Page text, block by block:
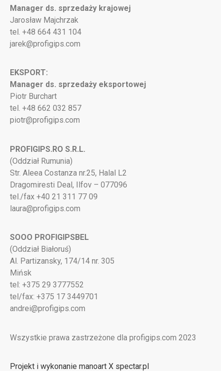
Manager ds. sprzedaży krajowej
Jarosław Majchrzak
tel. +48 664 431 104
jarek@profigips.com
EKSPORT:
Manager ds. sprzedaży eksportowej
Piotr Burchart
tel. +48 662 032 857
piotr@profigips.com
PROFIGIPS.RO S.R.L.
(Oddział Rumunia)
Str. Aleea Costanza nr.25, Halal L2
Dragomiresti Deal, Ilfov – 077096
tel./fax +40 21 311 77 09
laura@profigips.com
SOOO PROFIGIPSBEL
(Oddział Białoruś)
Al. Partizansky, 174/14 nr. 305
Mińsk
tel: +375 29 3777552
tel/fax: +375 17 3449701
andrei@profigips.com
Wszystkie prawa zastrzeżone dla profigips.com 2023
Projekt i wykonanie manoart X spectar.pl